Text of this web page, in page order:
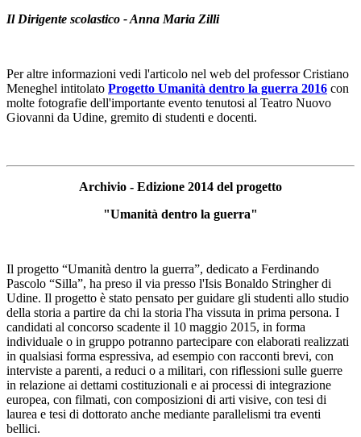
Il Dirigente scolastico - Anna Maria Zilli
Per altre informazioni vedi l'articolo nel web del professor Cristiano
Meneghel intitolato Progetto Umanità dentro la guerra 2016 con
molte fotografie dell'importante evento tenutosi al Teatro Nuovo
Giovanni da Udine, gremito di studenti e docenti.
Archivio - Edizione 2014 del progetto
"Umanità dentro la guerra"
Il progetto “Umanità dentro la guerra”, dedicato a Ferdinando
Pascolo “Silla”, ha preso il via presso l'Isis Bonaldo Stringher di
Udine. Il progetto è stato pensato per guidare gli studenti allo studio
della storia a partire da chi la storia l'ha vissuta in prima persona. I
candidati al concorso scadente il 10 maggio 2015, in forma
individuale o in gruppo potranno partecipare con elaborati realizzati
in qualsiasi forma espressiva, ad esempio con racconti brevi, con
interviste a parenti, a reduci o a militari, con riflessioni sulle guerre
in relazione ai dettami costituzionali e ai processi di integrazione
europea, con filmati, con composizioni di arti visive, con tesi di
laurea e tesi di dottorato anche mediante parallelismi tra eventi
bellici.